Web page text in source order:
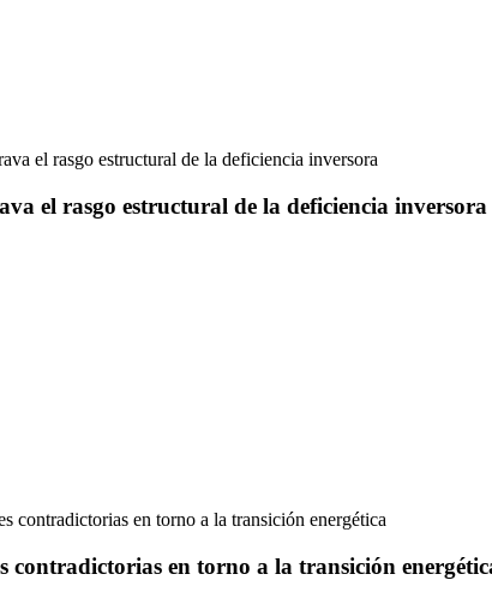
el rasgo estructural de la deficiencia inversora
contradictorias en torno a la transición